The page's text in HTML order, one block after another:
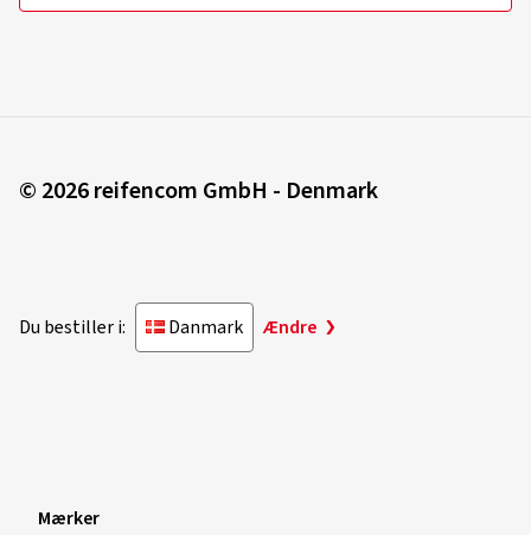
© 2026 reifencom GmbH - Denmark
Du bestiller i: Danmark Ændre
Mærker